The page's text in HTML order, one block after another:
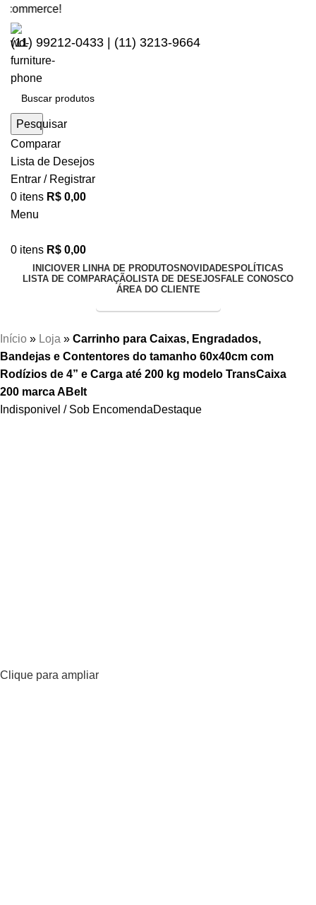
(11) 99212-0433 | (11) 3213-9664
Pesquisar
Comparar
Lista de Desejos
Entrar / Registrar
0 itens R$ 0,00
Menu
0 itens R$ 0,00
INICIOVER LINHA DE PRODUTOS NOVIDADES POLÍTICAS
LISTA DE COMPARAÇÃOLISTA DE DESEJOS FALE CONOSCO
ÁREA DO CLIENTE
Início » Loja »Carrinho para Caixas, Engradados,
Bandejas e Contentores do tamanho 60x40cm com
Rodízios de 4” e Carga até 200 kg modelo TransCaixa
200 marca ABelt
Indisponivel / Sob EncomendaDestaque
Clique para ampliar